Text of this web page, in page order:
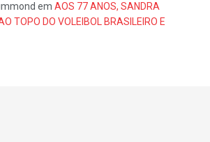
em AOS 77 ANOS, SANDRA
TOPO DO VOLEIBOL BRASILEIRO E